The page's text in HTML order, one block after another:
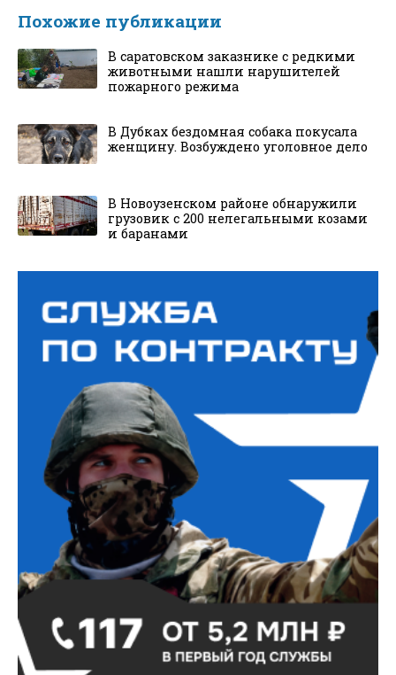
Похожие публикации
В саратовском заказнике с редкими
животными нашли нарушителей
пожарного режима
В Дубках бездомная собака покусала
женщину. Возбуждено уголовное дело
В Новоузенском районе обнаружили
грузовик с 200 нелегальными козами
и баранами